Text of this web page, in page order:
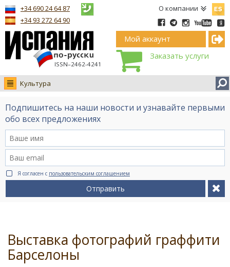
О компании
ISSN–2462-4241
+34 690 24 64 87
+34 93 272 64 90
Мой аккаунт
Заказать услуги
Культура
Новости
Интервью
Видео Ruso.TV
BCN life
Сервис на немецком
Подпишитесь на наши новости и узнавайте первыми
обо всех предложениях
Я согласен с пользовательским соглашением
Отправить
Выставка фотографий граффити
Барселоны